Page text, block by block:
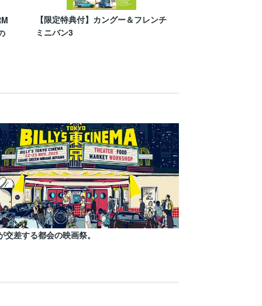
【限定特典付】カングー＆フレンチ
ミニバン3
交差する都会の映画祭。